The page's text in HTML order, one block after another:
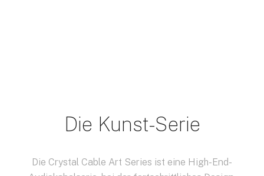
Die Kunst-Serie
Die Crystal Cable Art Series ist eine High-End-